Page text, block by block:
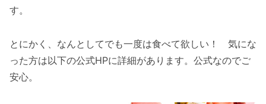
す。
とにかく、なんとしてでも一度は食べて欲しい！ 気にな
った方は以下の公式HPに詳細があります。公式なのでご
安心。